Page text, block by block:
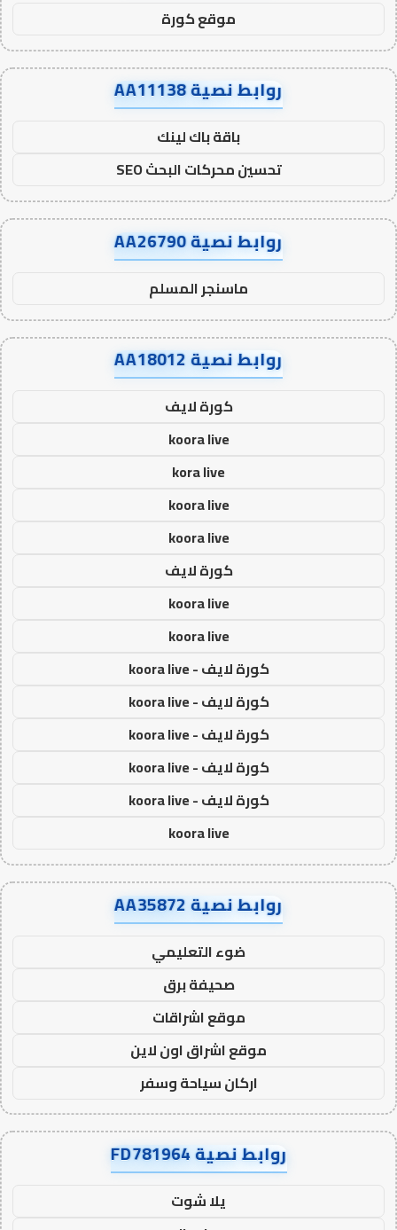
موقع كورة
روابط نصية AA11138
باقة باك لينك
تحسين محركات البحث SEO
روابط نصية AA26790
ماسنجر المسلم
روابط نصية AA18012
كورة لايف
koora live
kora live
koora live
koora live
كورة لايف
koora live
koora live
كورة لايف - koora live
كورة لايف - koora live
كورة لايف - koora live
كورة لايف - koora live
كورة لايف - koora live
koora live
روابط نصية AA35872
ضوء التعليمي
صحيفة برق
موقع اشراقات
موقع اشراق اون لاين
اركان سياحة وسفر
روابط نصية FD781964
يلا شوت